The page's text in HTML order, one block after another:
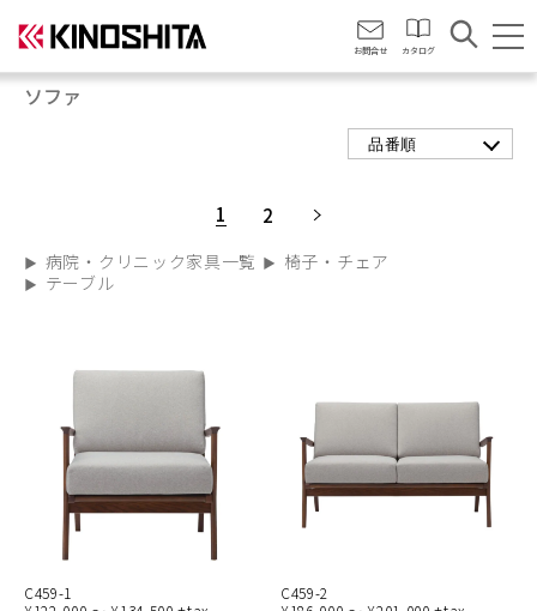
お問合せ カタログ
ソファ
品番順
1 2
病院・クリニック家具一覧
椅子・チェア
テーブル
C459-1
C459-2